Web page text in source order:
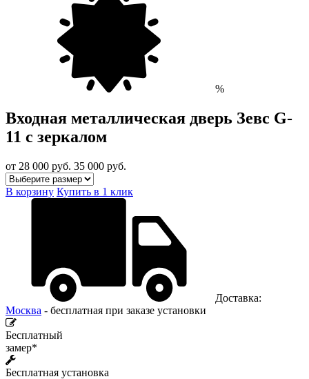
%
Входная металлическая дверь Зевс G-
11 с зеркалом
от 28 000 руб. 35 000 руб.
В корзину Купить в 1 клик
Доставка:
Москва - бесплатная при заказе установки
Бесплатный
замер*
Бесплатная установка